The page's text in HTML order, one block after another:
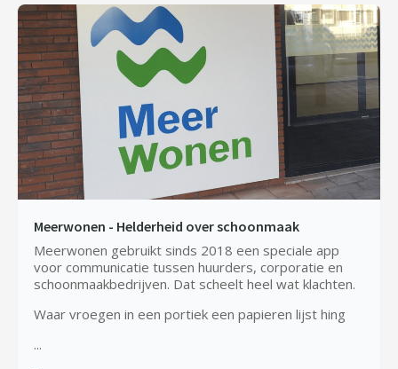
Meerwonen - Helderheid over schoonmaak
Meerwonen gebruikt sinds 2018 een speciale app
voor communicatie tussen huurders, corporatie en
schoonmaakbedrijven. Dat scheelt heel wat klachten.
Waar vroegen in een portiek een papieren lijst hing
...